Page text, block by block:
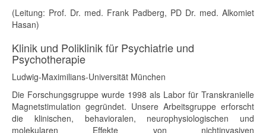
(Leitung: Prof. Dr. med. Frank Padberg, PD Dr. med. Alkomiet
Hasan)
Klinik und Poliklinik für Psychiatrie und
Psychotherapie
Ludwig-Maximilians-Universität München
Die Forschungsgruppe wurde 1998 als Labor für Transkranielle
Magnetstimulation gegründet. Unsere Arbeitsgruppe erforscht
die klinischen, behavioralen, neurophysiologischen und
molekularen Effekte von nichtinvasiven